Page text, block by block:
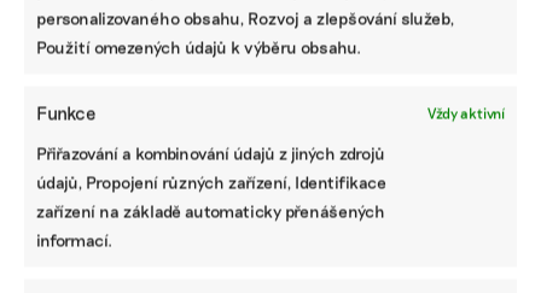
personalizovaného obsahu, Rozvoj a zlepšování služeb,
Použití omezených údajů k výběru obsahu.
Funkce Vždy aktivní
Přiřazování a kombinování údajů z jiných zdrojů
údajů, Propojení různých zařízení, Identifikace
zařízení na základě automaticky přenášených
informací.
Které firmy mají nově povinnost
zveřejňovat informace o udržitelnosti podle